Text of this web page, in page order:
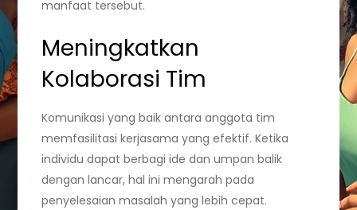
manfaat tersebut.
Meningkatkan
Kolaborasi Tim
Komunikasi yang baik antara anggota tim
memfasilitasi kerjasama yang efektif. Ketika
individu dapat berbagi ide dan umpan balik
dengan lancar, hal ini mengarah pada
penyelesaian masalah yang lebih cepat.